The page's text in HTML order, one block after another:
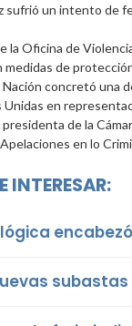
sufrió un intento de
la Oficina de
medidas de
concretó una
en
de la
en lo
INTERESAR: